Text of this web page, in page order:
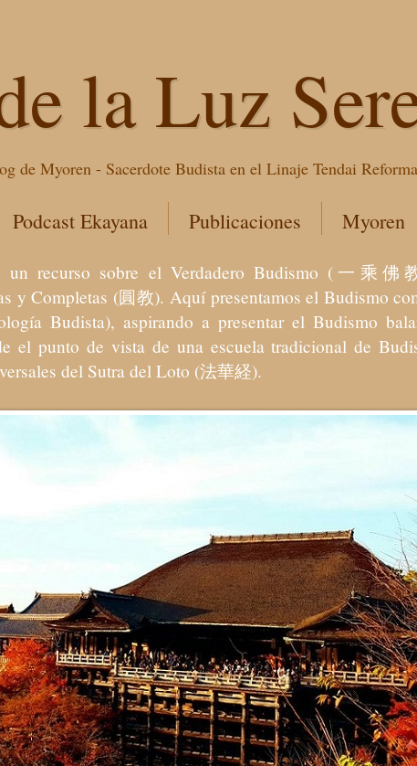
la Luz
de Myoren - Sacerdote Budista en el Linaje Tendai
Podcast Ekayana Publicaciones Myoren
recurso sobre el Verdadero Budismo (一乘佛
y Completas (圓教). Aquí presentamos el Budismo
Budista), aspirando a presentar el Budismo
el punto de vista de una escuela tradicional de
del Sutra del Loto (法華経).